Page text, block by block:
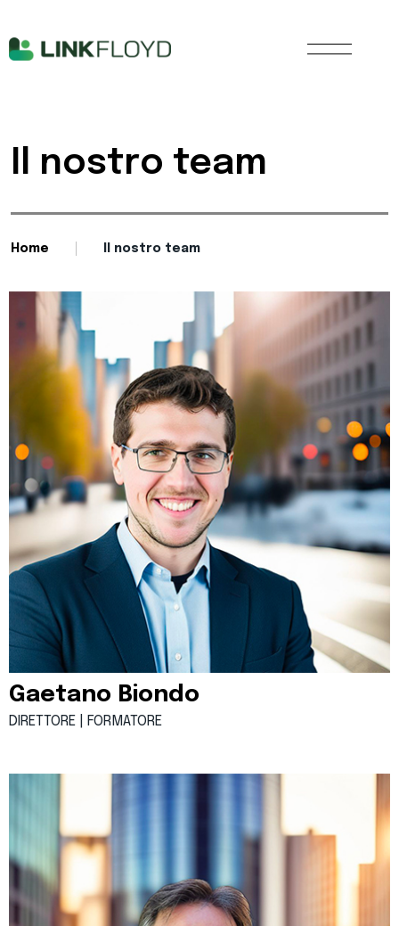
Il nostro team
Home Il nostro team
Gaetano Biondo
DIRETTORE | FORMATORE